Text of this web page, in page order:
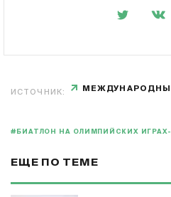
ИСТОЧНИК:
#БИАТЛОН НА ОЛИМПИЙСКИХ
ЕЩЕ ПО ТЕМЕ